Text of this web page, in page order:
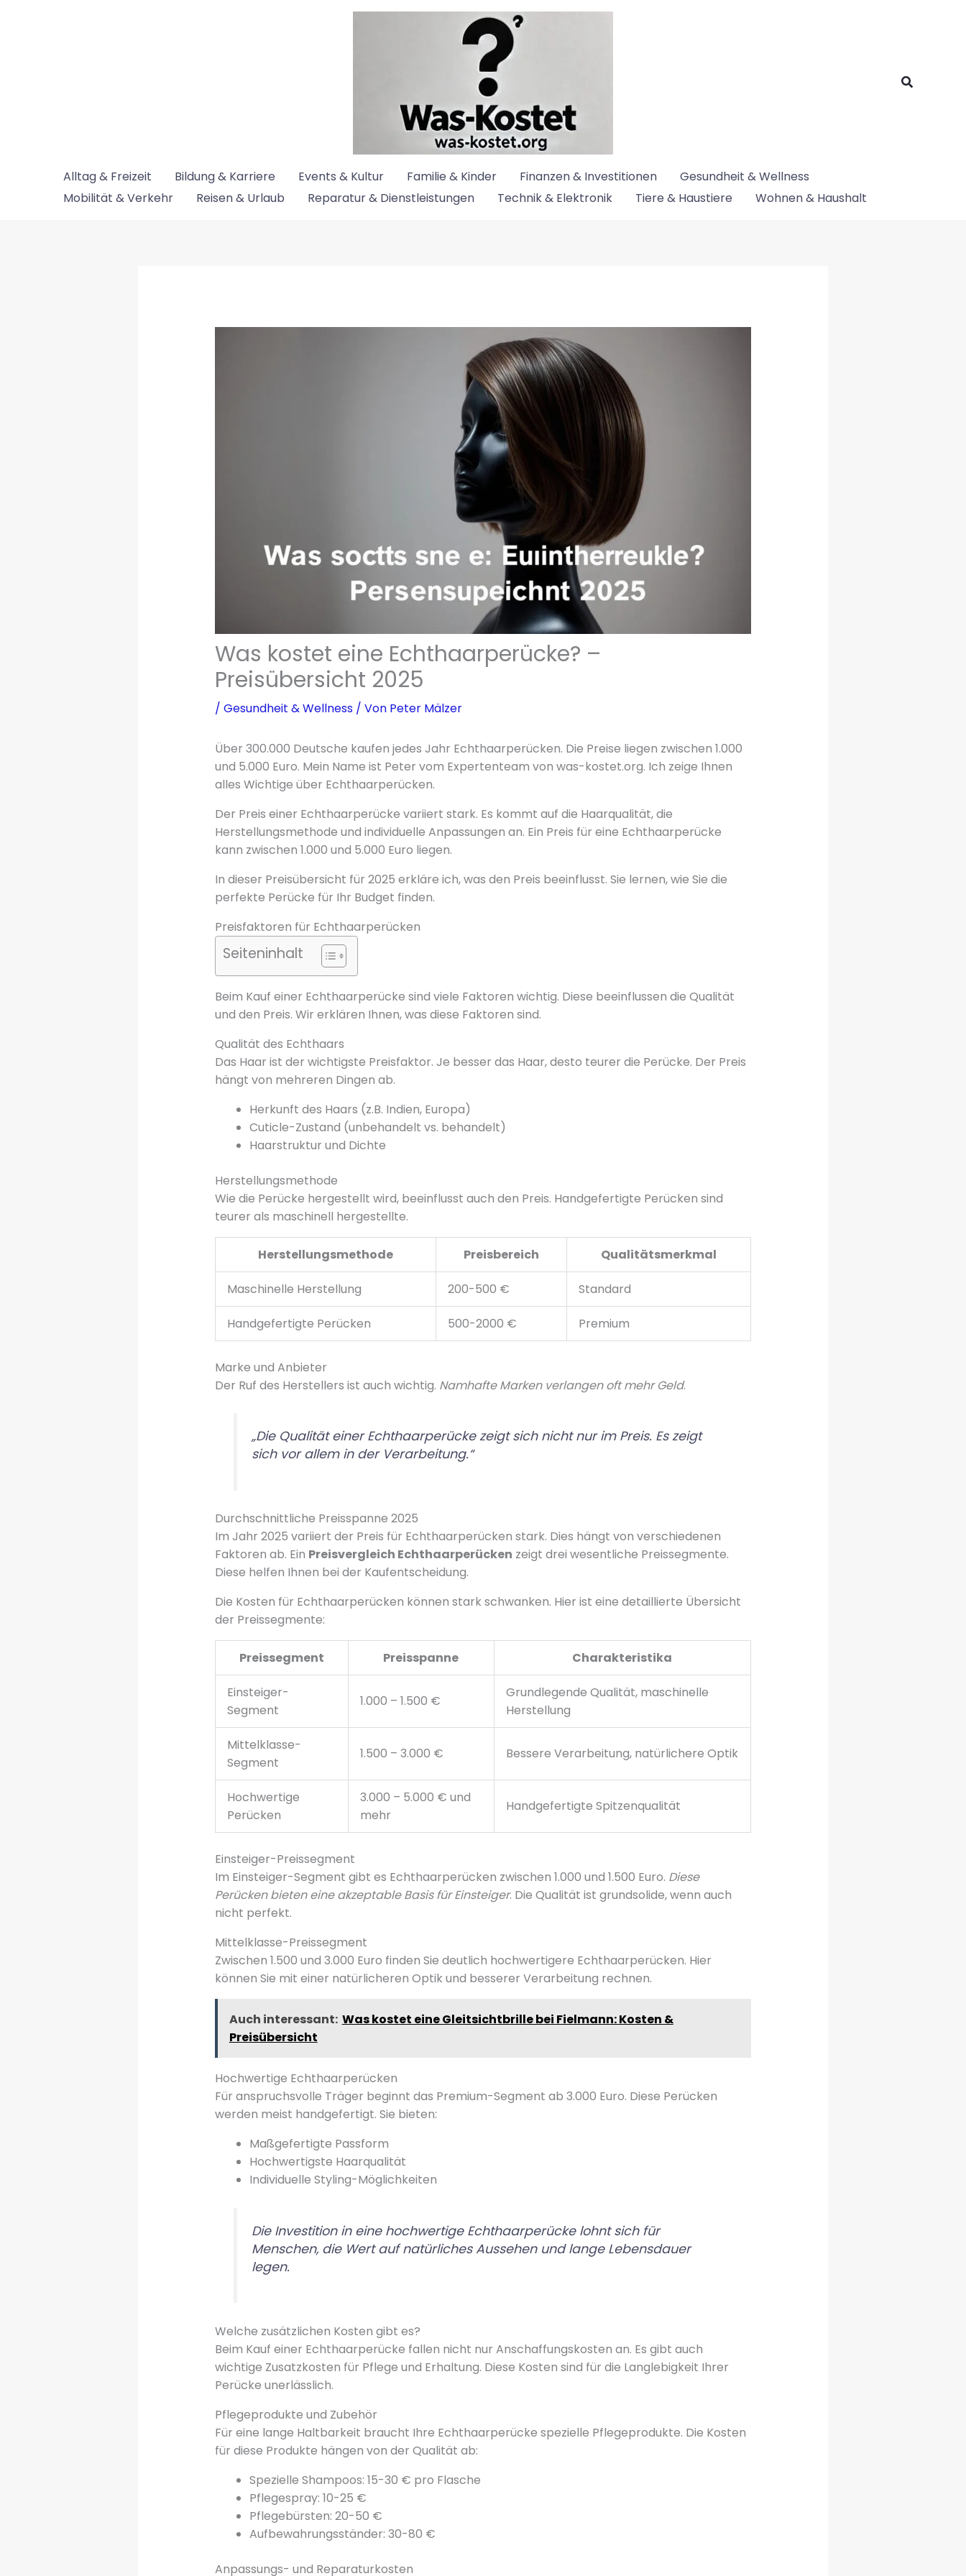
Suchen
Alltag & Freizeit Bildung & Karriere Events & Kultur Familie & Kinder Finanzen & Investitionen
Gesundheit & Wellness
Mobilität & Verkehr
Reisen & Urlaub Reparatur & Dienstleistungen Technik & Elektronik Tiere & Haustiere Wohnen & Haushalt
Was kostet eine Echthaarperücke? –
Preisübersicht 2025
/ Gesundheit & Wellness/ Von Peter Mälzer
Über 300.000 Deutsche kaufen jedes Jahr Echthaarperücken. Die Preise liegen zwischen 1.000
und 5.000 Euro. Mein Name ist Peter vom Expertenteam von was-kostet.org. Ich zeige Ihnen
alles Wichtige über Echthaarperücken.
Der Preis einer Echthaarperücke variiert stark. Es kommt auf die Haarqualität, die
Herstellungsmethode und individuelle Anpassungen an. Ein Preis für eine Echthaarperücke
kann zwischen 1.000 und 5.000 Euro liegen.
In dieser Preisübersicht für 2025 erkläre ich, was den Preis beeinflusst. Sie lernen, wie Sie die
perfekte Perücke für Ihr Budget finden.
Preisfaktoren für Echthaarperücken
Seiteninhalt
Beim Kauf einer Echthaarperücke sind viele Faktoren wichtig. Diese beeinflussen die Qualität
und den Preis. Wir erklären Ihnen, was diese Faktoren sind.
Qualität des Echthaars
Das Haar ist der wichtigste Preisfaktor. Je besser das Haar, desto teurer die Perücke. Der Preis
hängt von mehreren Dingen ab.
Herkunft des Haars (z.B. Indien, Europa)
Cuticle-Zustand (unbehandelt vs. behandelt)
Haarstruktur und Dichte
Herstellungsmethode
Wie die Perücke hergestellt wird, beeinflusst auch den Preis. Handgefertigte Perücken sind
teurer als maschinell hergestellte.
Herstellungsmethode Preisbereich Qualitätsmerkmal
Maschinelle Herstellung 200-500 € Standard
Handgefertigte Perücken 500-2000 € Premium
Marke und Anbieter
Der Ruf des Herstellers ist auch wichtig. Namhafte Marken verlangen oft mehr Geld.
„Die Qualität einer Echthaarperücke zeigt sich nicht nur im Preis. Es zeigt
sich vor allem in der Verarbeitung.“
Durchschnittliche Preisspanne 2025
Im Jahr 2025 variiert der Preis für Echthaarperücken stark. Dies hängt von verschiedenen
Faktoren ab. Ein Preisvergleich Echthaarperücken zeigt drei wesentliche Preissegmente.
Diese helfen Ihnen bei der Kaufentscheidung.
Die Kosten für Echthaarperücken können stark schwanken. Hier ist eine detaillierte Übersicht
der Preissegmente:
Preissegment Preisspanne Charakteristika
Einsteiger-
Segment
1.000 – 1.500 €
Grundlegende Qualität, maschinelle
Herstellung
Mittelklasse-
Segment
1.500 – 3.000 € Bessere Verarbeitung, natürlichere Optik
Hochwertige
Perücken
3.000 – 5.000 € und
mehr
Handgefertigte Spitzenqualität
Einsteiger-Preissegment
Im Einsteiger-Segment gibt es Echthaarperücken zwischen 1.000 und 1.500 Euro. Diese
Perücken bieten eine akzeptable Basis für Einsteiger. Die Qualität ist grundsolide, wenn auch
nicht perfekt.
Mittelklasse-Preissegment
Zwischen 1.500 und 3.000 Euro finden Sie deutlich hochwertigere Echthaarperücken. Hier
können Sie mit einer natürlicheren Optik und besserer Verarbeitung rechnen.
Auch interessant: Was kostet eine Gleitsichtbrille bei Fielmann: Kosten &
Preisübersicht
Hochwertige Echthaarperücken
Für anspruchsvolle Träger beginnt das Premium-Segment ab 3.000 Euro. Diese Perücken
werden meist handgefertigt. Sie bieten:
Maßgefertigte Passform
Hochwertigste Haarqualität
Individuelle Styling-Möglichkeiten
Die Investition in eine hochwertige Echthaarperücke lohnt sich für
Menschen, die Wert auf natürliches Aussehen und lange Lebensdauer
legen.
Welche zusätzlichen Kosten gibt es?
Beim Kauf einer Echthaarperücke fallen nicht nur Anschaffungskosten an. Es gibt auch
wichtige Zusatzkosten für Pflege und Erhaltung. Diese Kosten sind für die Langlebigkeit Ihrer
Perücke unerlässlich.
Pflegeprodukte und Zubehör
Für eine lange Haltbarkeit braucht Ihre Echthaarperücke spezielle Pflegeprodukte. Die Kosten
für diese Produkte hängen von der Qualität ab:
Spezielle Shampoos: 15-30 € pro Flasche
Pflegespray: 10-25 €
Pflegebürsten: 20-50 €
Aufbewahrungsständer: 30-80 €
Anpassungs- und Reparaturkosten